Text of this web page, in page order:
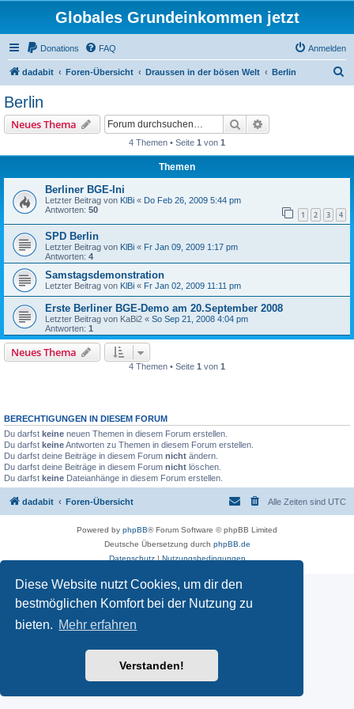
Diese Website nutzt Cookies, um dir den
bestmöglichen Komfort bei der Nutzung zu
bieten. Mehr erfahren
Verstanden!
Globales Grundeinkommen jetzt
Donations FAQ Anmelden
dadabit Foren-Übersicht Draussen in der bösen Welt Berlin
Berlin
Neues Thema Suche
4 Themen • Seite 1 von 1
Themen
Berliner BGE-Ini
Letzter Beitrag von KlBi « Do Feb 26, 2009 5:44 pm
Antworten: 50 1 2 3 4
SPD Berlin
Letzter Beitrag von KlBi « Fr Jan 09, 2009 1:17 pm
Antworten: 4
Samstagsdemonstration
Letzter Beitrag von KlBi « Fr Jan 02, 2009 11:11 pm
Erste Berliner BGE-Demo am 20.September 2008
Letzter Beitrag von KaBi2 « So Sep 21, 2008 4:04 pm
Antworten: 1
Neues Thema
4 Themen • Seite 1 von 1
BERECHTIGUNGEN IN DIESEM FORUM
Du darfst keine neuen Themen in diesem Forum erstellen.
Du darfst keineAntworten zu Themen in diesem Forum erstellen.
Du darfst deine Beiträge in diesem Forum nicht ändern.
Du darfst deine Beiträge in diesem Forum nicht löschen.
Du darfst keine Dateianhänge in diesem Forum erstellen.
dadabit Foren-Übersicht Alle Zeiten sind UTC
Powered by phpBB® Forum Software © phpBB Limited
Deutsche Übersetzung durch phpBB.de
Datenschutz| Nutzungsbedingungen